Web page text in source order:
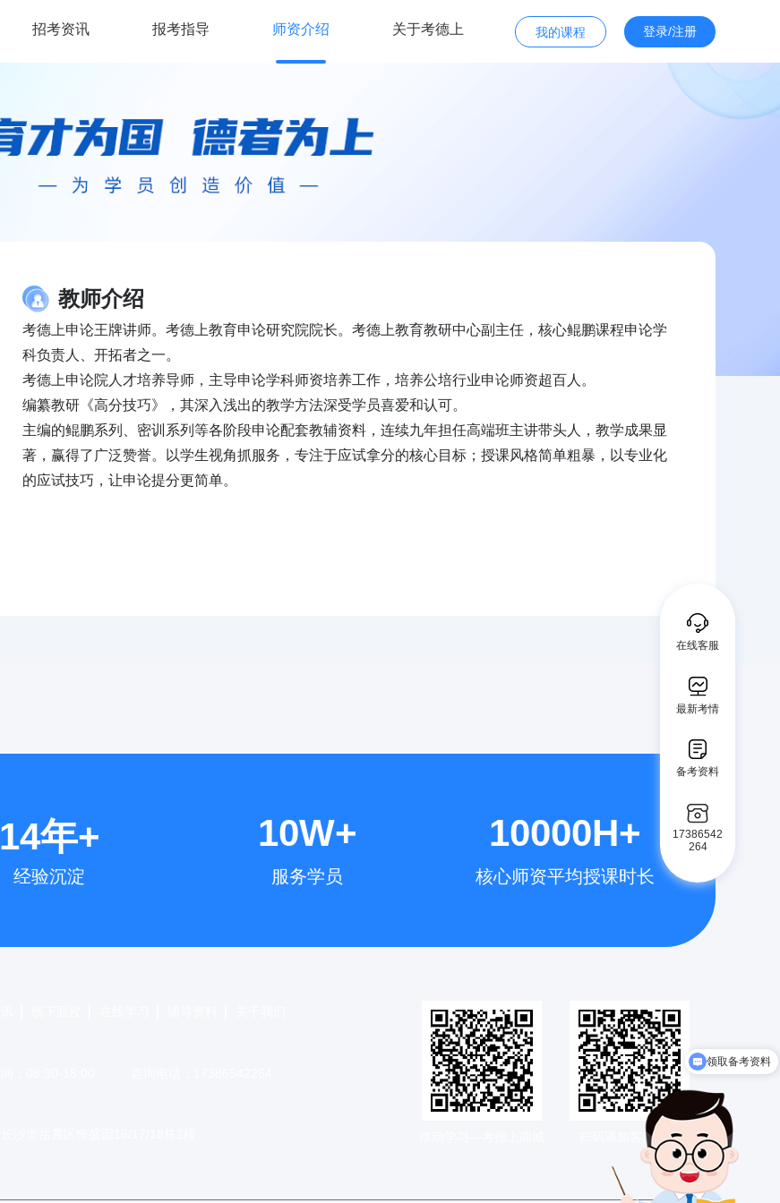
招考资讯 报考指导 师资介绍 关于考德上 我的课程 登录/注册
教师介绍
考德上申论王牌讲师。考德上教育申论研究院院长。考德上教育教研中心副主任，核心鲲鹏课程申论学
科负责人、开拓者之一。
考德上申论院人才培养导师，主导申论学科师资培养工作，培养公培行业申论师资超百人。
编纂教研《高分技巧》，其深入浅出的教学方法深受学员喜爱和认可。
主编的鲲鹏系列、密训系列等各阶段申论配套教辅资料，连续九年担任高端班主讲带头人，教学成果显
著，赢得了广泛赞誉。以学生视角抓服务，专注于应试拿分的核心目标；授课风格简单粗暴，以专业化
的应试技巧，让申论提分更简单。
14年+
经验沉淀
10W+
服务学员
10000H+
核心师资平均授课时长
扫码添加客服老师
在线客服
最新考情
备考资料
17386542
264
领取备考资料